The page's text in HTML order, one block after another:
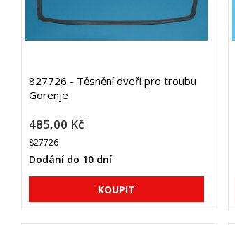
827726 - Těsnění dveří pro troubu
Gorenje
485,00 Kč
827726
Dodání do 10 dní